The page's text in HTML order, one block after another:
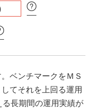
ベンチマークをＭＳ
てそれを上回る運用
長期間の運用実績が